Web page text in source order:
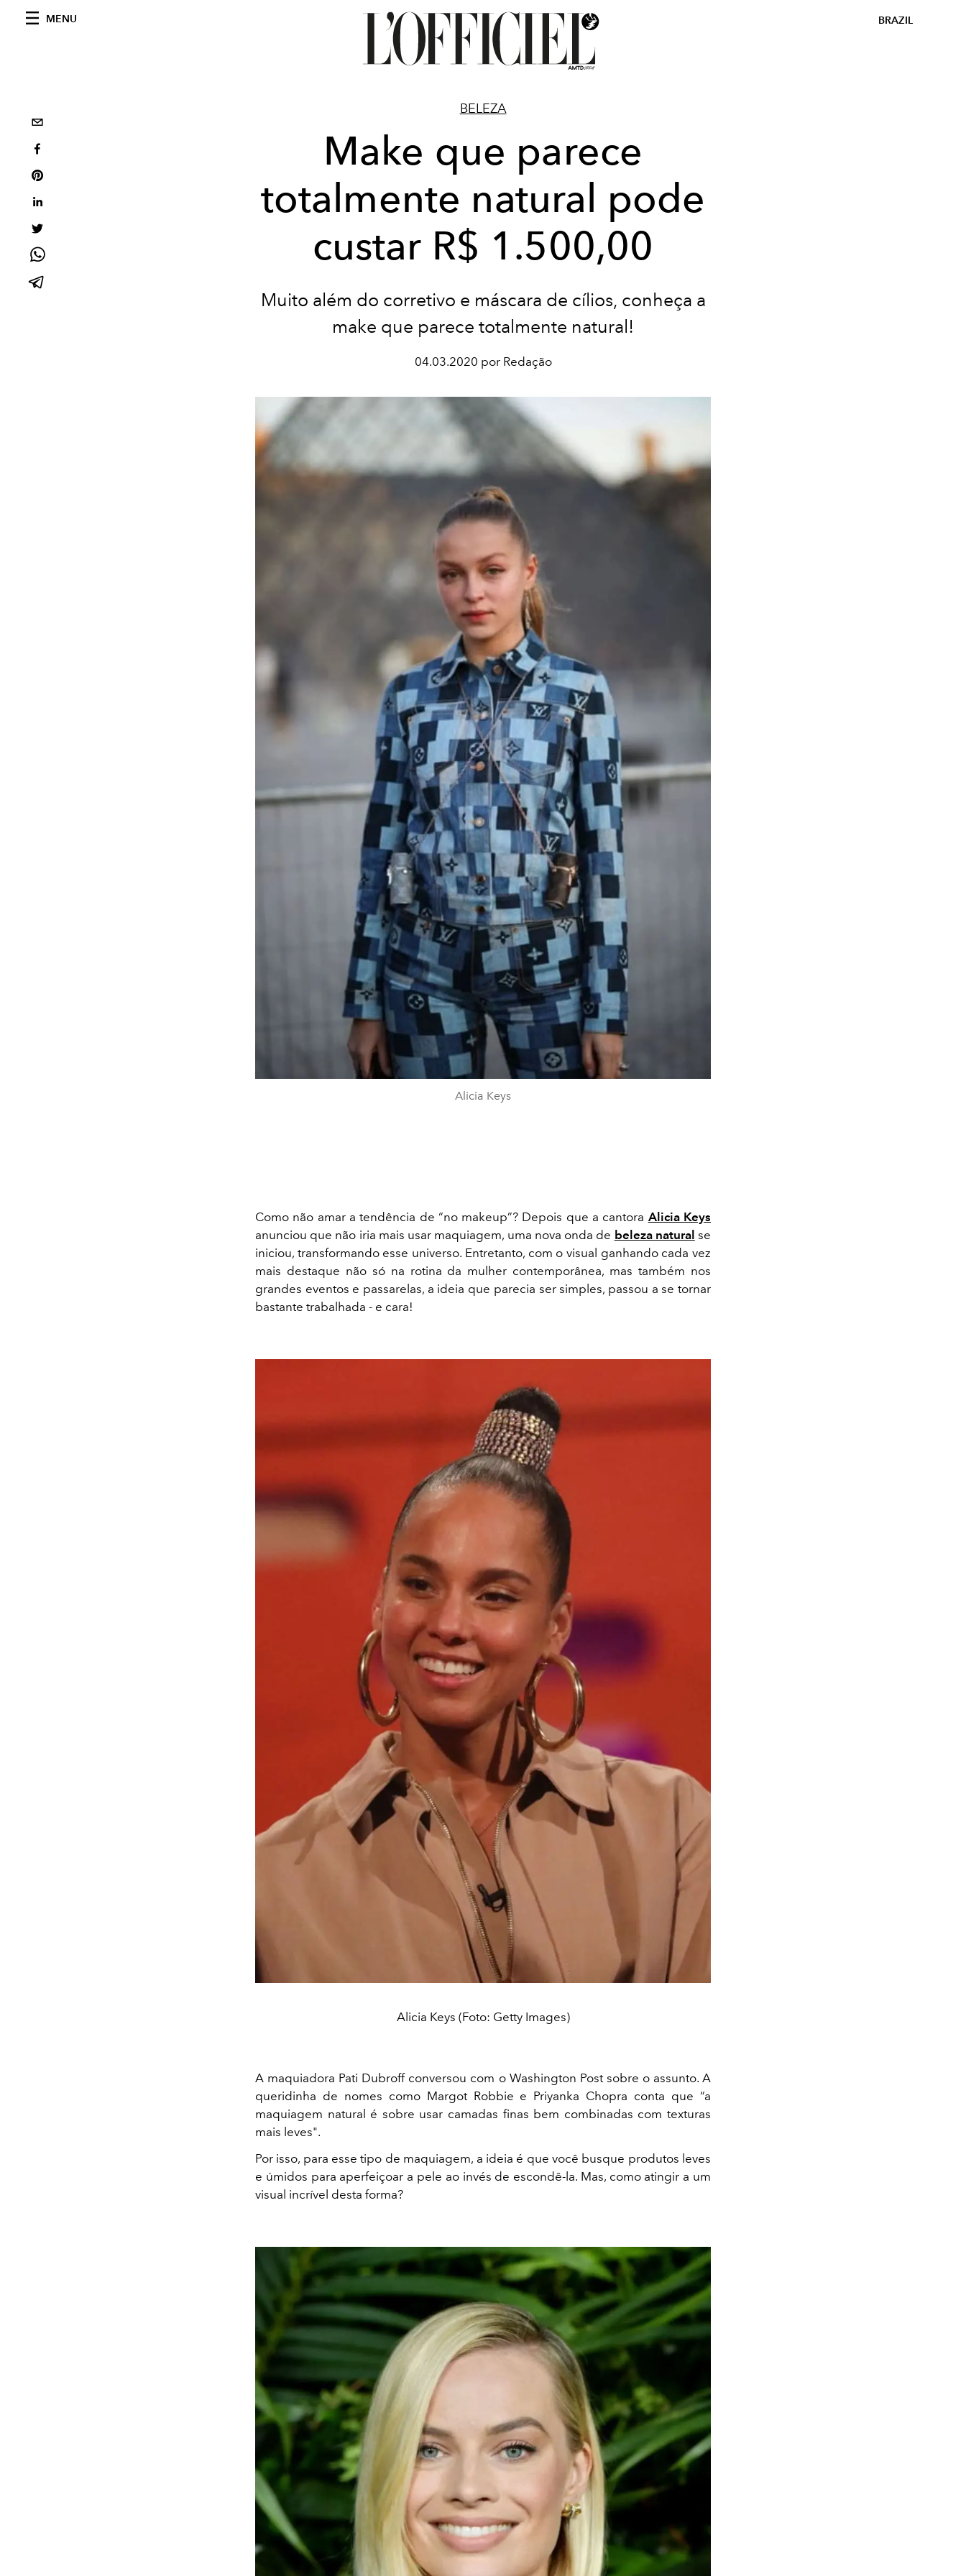
MENU BRAZIL
BELEZA
Make que parece
totalmente natural pode
custar R$ 1.500,00
Muito além do corretivo e máscara de cílios, conheça a
make que parece totalmente natural!
04.03.2020 por Redação
Alicia Keys
Como não amar a tendência de “no makeup”? Depois que a cantora Alicia Keys
anunciou que não iria mais usar maquiagem, uma nova onda de beleza natural se
iniciou, transformando esse universo. Entretanto, com o visual ganhando cada vez
mais destaque não só na rotina da mulher contemporânea, mas também nos
grandes eventos e passarelas, a ideia que parecia ser simples, passou a se tornar
bastante trabalhada - e cara!
Alicia Keys (Foto: Getty Images)
A maquiadora Pati Dubroff conversou com o Washington Post sobre o assunto. A
queridinha de nomes como Margot Robbie e Priyanka Chopra conta que “a
maquiagem natural é sobre usar camadas finas bem combinadas com texturas
mais leves".
Por isso, para esse tipo de maquiagem, a ideia é que você busque produtos leves
e úmidos para aperfeiçoar a pele ao invés de escondê-la. Mas, como atingir a um
visual incrível desta forma?